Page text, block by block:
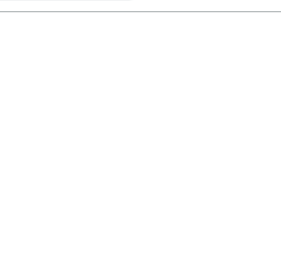
Boite à gants fermée